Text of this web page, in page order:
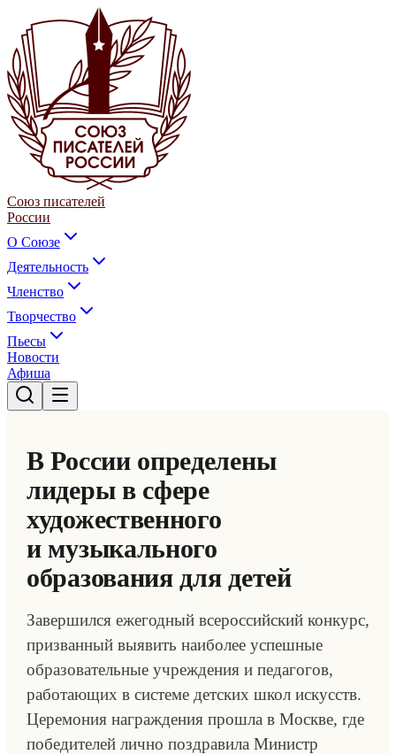
Союз писателей
России
О Союзе
Деятельность
Членство
Творчество
Пьесы
Новости
Афиша
В России определены
лидеры в сфере
художественного
и музыкального
образования для детей
Завершился ежегодный всероссийский конкурс,
призванный выявить наиболее успешные
образовательные учреждения и педагогов,
работающих в системе детских школ искусств.
Церемония награждения прошла в Москве, где
победителей лично поздравила Министр